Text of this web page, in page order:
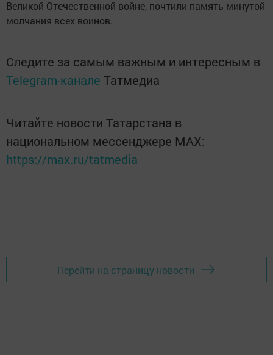
Великой Отечественной войне, почтили память минутой
молчания всех воинов.
Следите за самым важным и интересным в
Telegram-канале Татмедиа
Читайте новости Татарстана в
национальном мессенджере MАХ:
https://max.ru/tatmedia
Перейти на страницу новости